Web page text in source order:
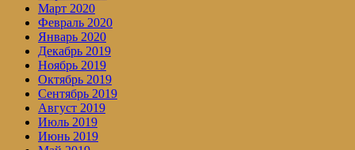
Март 2020
Февраль 2020
Январь 2020
Декабрь 2019
Ноябрь 2019
Октябрь 2019
Сентябрь 2019
Август 2019
Июль 2019
Июнь 2019